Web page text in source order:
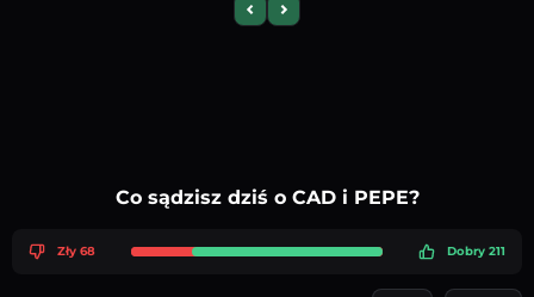
Previous slide
Next slide
Co sądzisz dziś o CAD i PEPE?
Zły 68 Dobry 211